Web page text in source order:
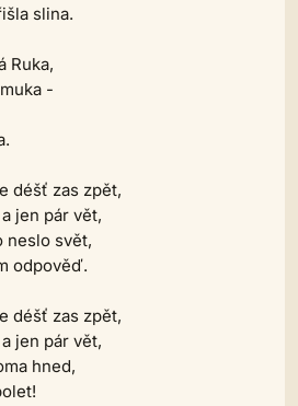
slina.
Ruka,
-
déšť zas zpět,
jen pár vět,
neslo svět,
odpověď.
déšť zas zpět,
jen pár vět,
hned,